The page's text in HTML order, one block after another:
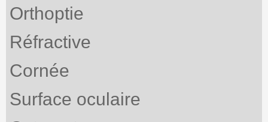
Orthoptie
Réfractive
Cornée
Surface oculaire